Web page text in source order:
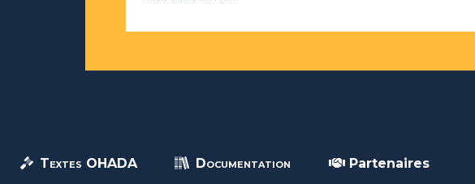
Textes OHADA Documentation Partenaires